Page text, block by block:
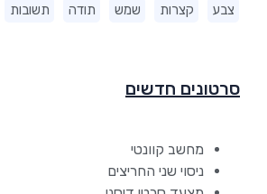
צבע קצרות שמש תודה תשובות
סרטונים חדשים
מחשב קוונטי
ניסוי שני החריצים